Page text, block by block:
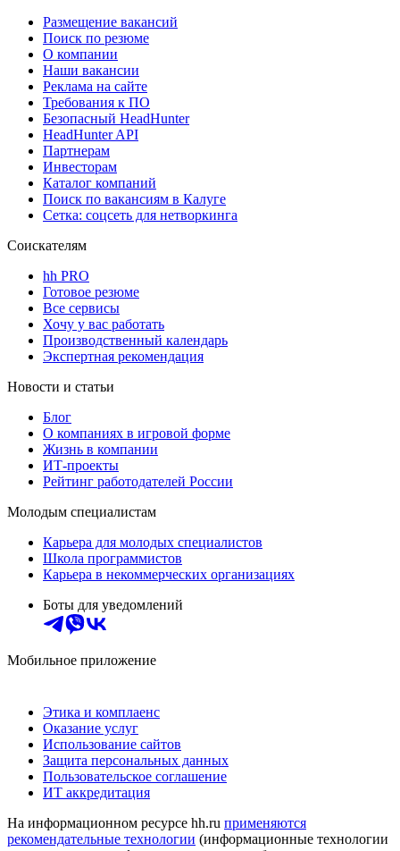
Размещение вакансий
Поиск по резюме
О компании
Наши вакансии
Реклама на сайте
Требования к ПО
Безопасный HeadHunter
HeadHunter API
Партнерам
Инвесторам
Каталог компаний
Поиск по вакансиям в Калуге
Сетка: соцсеть для нетворкинга
Соискателям
hh PRO
Готовое резюме
Все сервисы
Хочу у вас работать
Производственный календарь
Экспертная рекомендация
Новости и статьи
Блог
О компаниях в игровой форме
Жизнь в компании
ИТ-проекты
Рейтинг работодателей России
Молодым специалистам
Карьера для молодых специалистов
Школа программистов
Карьера в некоммерческих организациях
Боты для уведомлений
Мобильное приложение
Этика и комплаенс
Оказание услуг
Использование сайтов
Защита персональных данных
Пользовательское соглашение
ИТ аккредитация
На информационном ресурсе hh.ru применяются
рекомендательные технологии (информационные технологии